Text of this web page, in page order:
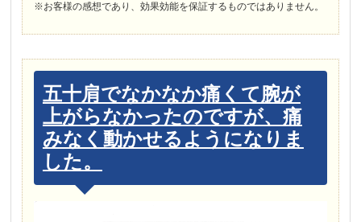
※お客様の感想であり、効果効能を保証するものではありません。
五十肩でなかなか痛くて腕が
上がらなかったのですが、痛
みなく動かせるようになりま
した。